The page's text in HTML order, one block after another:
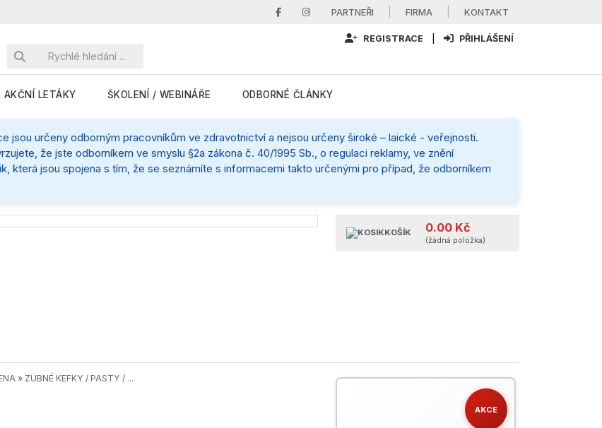
PARTNEŘI FIRMA KONTAKT
REGISTRACE PŘIHLÁŠENÍ
AKČNÍ LETÁKY ŠKOLENÍ / WEBINÁŘE ODBORNÉ ČLÁNKY
jsou určeny odborným pracovníkům ve zdravotnictví a nejsou určeny široké – laické - veřejnosti.
že jste odborníkem ve smyslu §2a zákona č. 40/1995 Sb., o regulaci reklamy, ve znění
která jsou spojena s tím, že se seznámíte s informacemi takto určenými pro případ, že odborníkem
KOŠÍK 0.00 Kč
(žádná položka)
» ZUBNÉ KEFKY / PASTY / ...
AKCE